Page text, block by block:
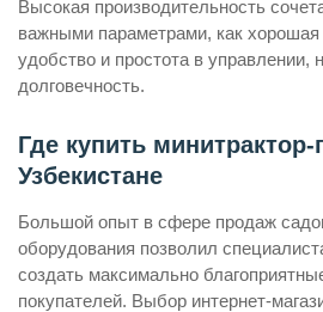
Высокая производительность
важными параметрами, как хорошая
удобство и простота в управлении,
долговечность.
Где купить минитрактор-
Узбекистане
Большой опыт в сфере продаж
оборудования позволил
создать максимально
покупателей. Выбор интернет-